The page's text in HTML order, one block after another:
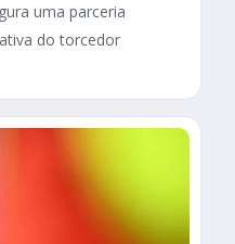
uma parceria
do torcedor